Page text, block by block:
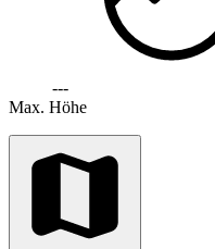
---
Max. Höhe